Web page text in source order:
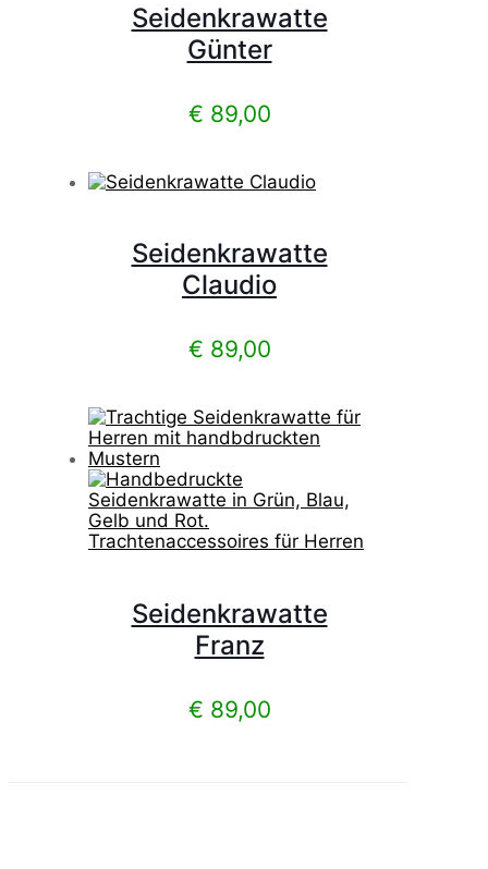
Seidenkrawatte
Günter
€ 89,00
Seidenkrawatte
Claudio
€ 89,00
Seidenkrawatte
Franz
€ 89,00